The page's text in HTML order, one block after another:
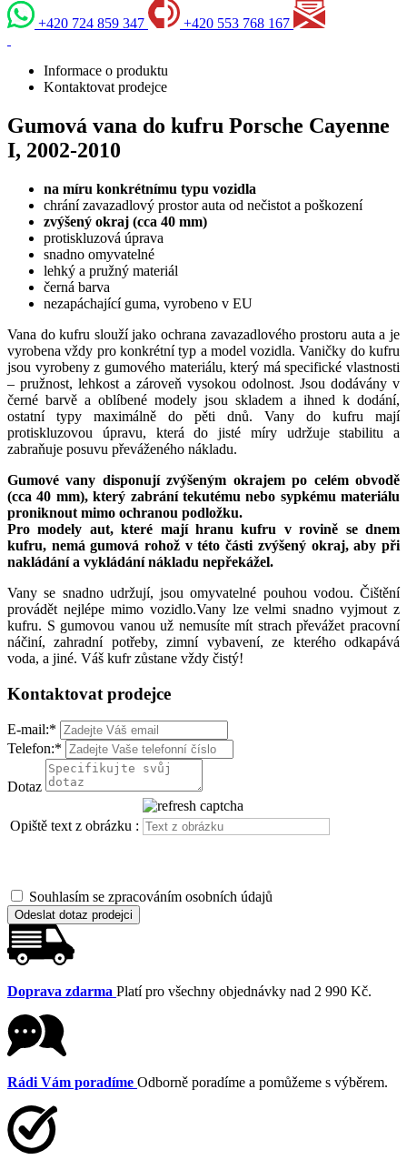
+420 724 859 347 +420 553 768 167
Informace o produktu
Kontaktovat prodejce
Gumová vana do kufru Porsche Cayenne
I, 2002-2010
na míru konkrétnímu typu vozidla
chrání zavazadlový prostor auta od nečistot a poškození
zvýšený okraj (cca 40 mm)
protiskluzová úprava
snadno omyvatelné
lehký a pružný materiál
černá barva
nezapáchající guma, vyrobeno v EU
Vana do kufru slouží jako ochrana zavazadlového prostoru auta a je
vyrobena vždy pro konkrétní typ a model vozidla. Vaničky do kufru
jsou vyrobeny z gumového materiálu, který má specifické vlastnosti
– pružnost, lehkost a zároveň vysokou odolnost. Jsou dodávány v
černé barvě a oblíbené modely jsou skladem a ihned k dodání,
ostatní typy maximálně do pěti dnů. Vany do kufru mají
protiskluzovou úpravu, která do jisté míry udržuje stabilitu a
zabraňuje posuvu převáženého nákladu.
Gumové vany disponují zvýšeným okrajem po celém obvodě
(cca 40 mm), který zabrání tekutému nebo sypkému materiálu
proniknout mimo ochranou podložku.
Pro modely aut, které mají hranu kufru v rovině se dnem
kufru, nemá gumová rohož v této části zvýšený okraj, aby při
nakládání a vykládání nákladu nepřekážel.
Vany se snadno udržují, jsou omyvatelné pouhou vodou. Čištění
provádět nejlépe mimo vozidlo.Vany lze velmi snadno vyjmout z
kufru. S gumovou vanou už nemusíte mít strach převážet pracovní
náčiní, zahradní potřeby, zimní vybavení, ze kterého odkapává
voda, a jiné. Váš kufr zůstane vždy čistý!
Kontaktovat prodejce
E-mail:*
Telefon:*
Dotaz
Opiště text z obrázku :
Souhlasím se zpracováním osobních údajů
Odeslat dotaz prodejci
Doprava zdarma Platí pro všechny objednávky nad 2 990 Kč.
Rádi Vám poradíme Odborně poradíme a pomůžeme s výběrem.